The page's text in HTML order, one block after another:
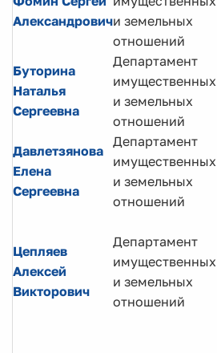
Александровичи земельных
отношений
Буторина
Наталья
Сергеевна
Департамент
имущественных
и земельных
отношений
Давлетзянова
Елена
Сергеевна
Департамент
имущественных
и земельных
отношений
Цепляев
Алексей
Викторович
Департамент
имущественных
и земельных
отношений